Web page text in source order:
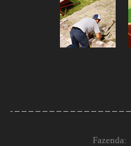
Fazenda: